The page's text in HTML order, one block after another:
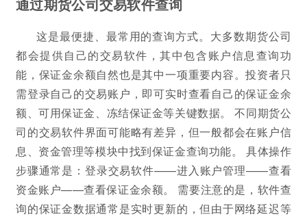
这是最便捷、最常用的查询方式。大多数期货公司
都会提供自己的交易软件，其中包含账户信息查询功
能，保证金余额自然也是其中一项重要内容。投资者只
需登录自己的交易账户，即可实时查看自己的保证金余
额、可用保证金、冻结保证金等关键数据。 不同期货公
司的交易软件界面可能略有差异，但一般都会在账户信
息、资金管理等模块中找到保证金查询功能。 具体操作
步骤通常是：登录交易软件——进入账户管理——查看
资金账户——查看保证金余额。 需要注意的是，软件查
询的保证金数据通常是实时更新的，但由于网络延迟等